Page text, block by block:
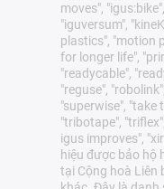
moves",
"iguversum",
plastics", "motion
for longer life",
"readycable",
"reguse",
"superwise", "take
"tribotape",
igus improves",
hiệu được bảo hộ
tại Cộng hoà Liên